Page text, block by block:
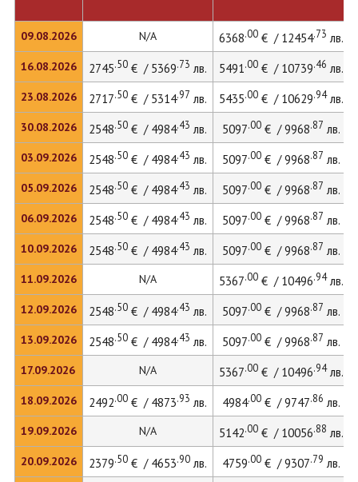
09.08.2026
16.08.2026
23.08.2026
30.08.2026
03.09.2026
05.09.2026
06.09.2026
10.09.2026
11.09.2026
12.09.2026
13.09.2026
17.09.2026
18.09.2026
19.09.2026
20.09.2026
N/A 6368.00€ / 12454.73 лв.
2745.50€ / 5369.73 лв. 5491.00€ / 10739.46 лв.
2717.50€ / 5314.97 лв. 5435.00€ / 10629.94лв.
2548.50€ / 4984.43 лв. 5097.00€ / 9968.87 лв.
2548.50€ / 4984.43 лв. 5097.00€ / 9968.87 лв.
2548.50€ / 4984.43 лв. 5097.00€ / 9968.87 лв.
2548.50€ / 4984.43 лв. 5097.00€ / 9968.87 лв.
2548.50€ / 4984.43 лв. 5097.00€ / 9968.87 лв.
N/A 5367.00€ / 10496.94лв.
2548.50€ / 4984.43 лв. 5097.00€ / 9968.87 лв.
2548.50€ / 4984.43 лв. 5097.00€ / 9968.87 лв.
N/A 5367.00€ / 10496.94лв.
2492.00€ / 4873.93 лв. 4984.00€ / 9747.86 лв.
N/A 5142.00€ / 10056.88 лв.
2379.50€ / 4653.90лв. 4759.00€ / 9307.79 лв.